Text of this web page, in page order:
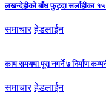
लखन्देहीको बाँध फुट्दा सर्लाहीका १५
समाचार हेडलाईन
काम समयमा पूरा नगर्ने ७ निर्माण
समाचार हेडलाईन